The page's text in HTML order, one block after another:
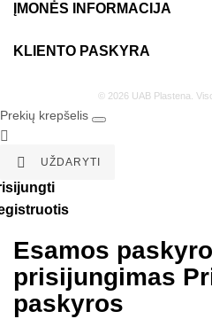
ĮMONĖS INFORMACIJA
KLIENTO PASKYRA
© 2026 UAB Plastena.
Prekių krepšelis


UŽDARYTI
Esamos
prisijungimas
paskyros